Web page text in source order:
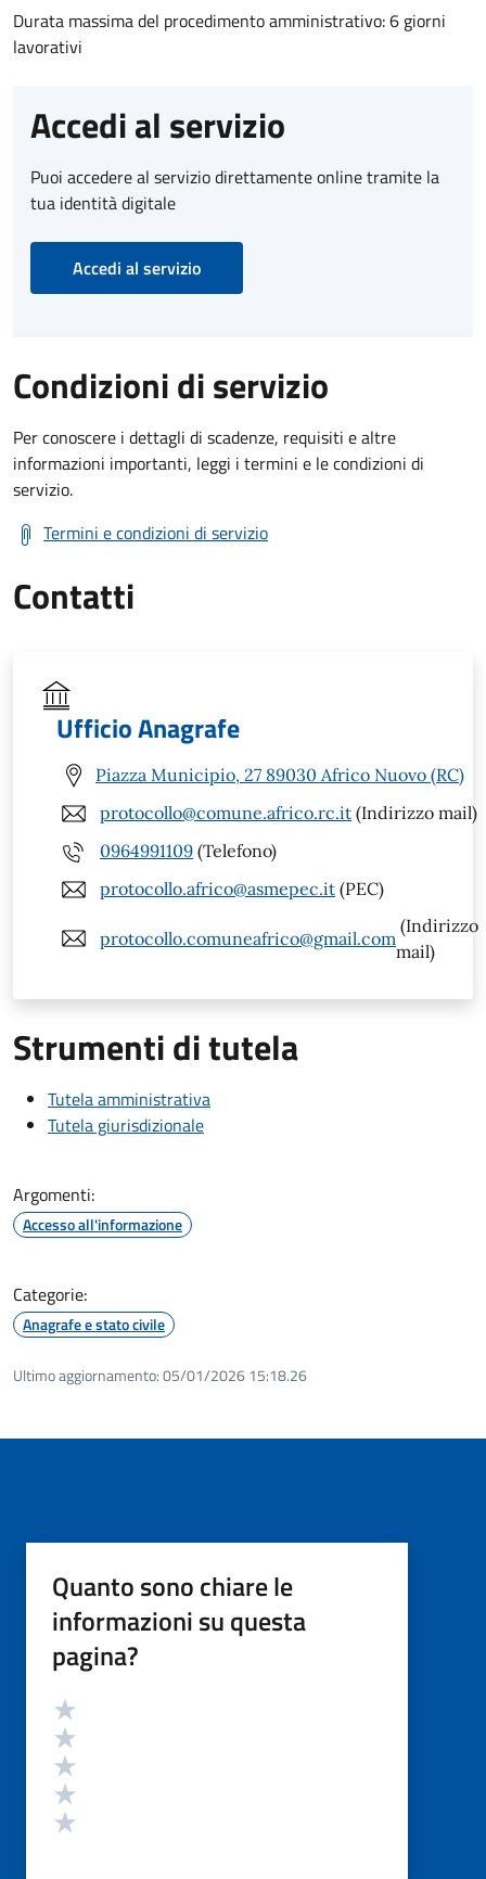
Durata massima del procedimento amministrativo: 6 giorni
lavorativi
Accedi al servizio
Puoi accedere al servizio direttamente online tramite la
tua identità digitale
Accedi al servizio
Condizioni di servizio
Per conoscere i dettagli di scadenze, requisiti e altre
informazioni importanti, leggi i termini e le condizioni di
servizio.
Termini e condizioni di servizio
Contatti
Ufficio Anagrafe
Piazza Municipio, 27 89030 Africo Nuovo (RC)
protocollo@comune.africo.rc.it (Indirizzo mail)
0964991109 (Telefono)
protocollo.africo@asmepec.it (PEC)
protocollo.comuneafrico@gmail.com
(Indirizzo
mail)
Strumenti di tutela
Tutela amministrativa
Tutela giurisdizionale
Argomenti:
Accesso all'informazione
Categorie:
Anagrafe e stato civile
Ultimo aggiornamento:05/01/2026 15:18.26
Quanto sono chiare le
informazioni su questa
pagina?
Valutazione